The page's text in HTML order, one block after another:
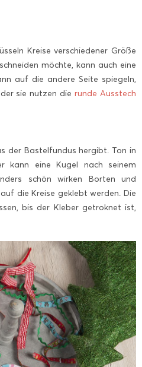
Kreise verschiedener Größe
möchte, kann auch eine
auf die andere Seite spiegeln,
sie nutzen dierunde Ausstech
der Bastelfundus hergibt. Ton in
kann eine Kugel nach seinem
schön wirken Borten und
die Kreise geklebt werden. Die
bis der Kleber getroknet ist,